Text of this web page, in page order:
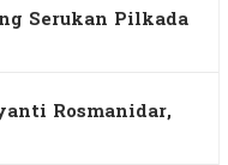
Serukan Pilkada
Rosmanidar,